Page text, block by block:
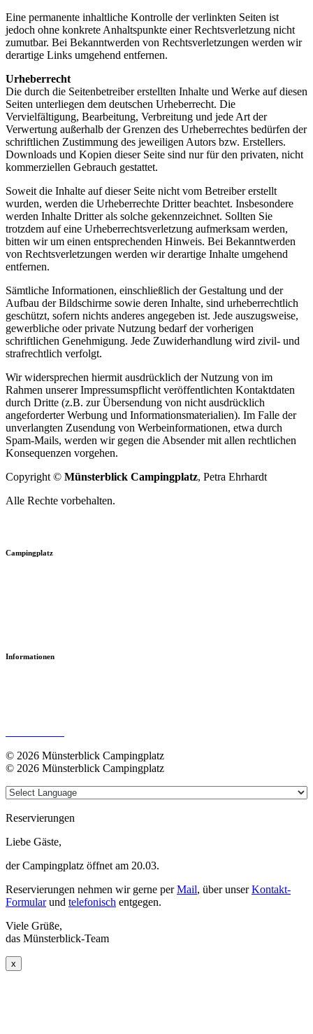
Eine permanente inhaltliche Kontrolle der verlinkten Seiten ist
jedoch ohne konkrete Anhaltspunkte einer Rechtsverletzung nicht
zumutbar. Bei Bekanntwerden von Rechtsverletzungen werden wir
derartige Links umgehend entfernen.
Urheberrecht
Die durch die Seitenbetreiber erstellten Inhalte und Werke auf diesen
Seiten unterliegen dem deutschen Urheberrecht. Die
Vervielfältigung, Bearbeitung, Verbreitung und jede Art der
Verwertung außerhalb der Grenzen des Urheberrechtes bedürfen der
schriftlichen Zustimmung des jeweiligen Autors bzw. Erstellers.
Downloads und Kopien dieser Seite sind nur für den privaten, nicht
kommerziellen Gebrauch gestattet.
Soweit die Inhalte auf dieser Seite nicht vom Betreiber erstellt
wurden, werden die Urheberrechte Dritter beachtet. Insbesondere
werden Inhalte Dritter als solche gekennzeichnet. Sollten Sie
trotzdem auf eine Urheberrechtsverletzung aufmerksam werden,
bitten wir um einen entsprechenden Hinweis. Bei Bekanntwerden
von Rechtsverletzungen werden wir derartige Inhalte umgehend
entfernen.
Sämtliche Informationen, einschließlich der Gestaltung und der
Aufbau der Bildschirme sowie deren Inhalte, sind urheberrechtlich
geschützt, sofern nichts anderes angegeben ist. Jede auszugsweise,
gewerbliche oder private Nutzung bedarf der vorherigen
schriftlichen Genehmigung. Jede Zuwiderhandlung wird zivil- und
strafrechtlich verfolgt.
Wir widersprechen hiermit ausdrücklich der Nutzung von im
Rahmen unserer Impressumspflicht veröffentlichten Kontaktdaten
durch Dritte (z.B. zur Übersendung von nicht ausdrücklich
angeforderter Werbung und Informationsmaterialien). Im Falle der
unverlangten Zusendung von Werbeinformationen, etwa durch
Spam-Mails, werden wir gegen die Absender mit allen rechtlichen
Konsequenzen vorgehen.
Copyright © Münsterblick Campingplatz, Petra Ehrhardt
Alle Rechte vorbehalten.
Campingplatz
Informationen
© 2026 Münsterblick Campingplatz
© 2026 Münsterblick Campingplatz
Reservierungen
Liebe Gäste,
der Campingplatz öffnet am 20.03.
Reservierungen nehmen wir gerne perMail, über unserKontakt-
Formularund telefonisch entgegen.
Viele Grüße,
das Münsterblick-Team
x